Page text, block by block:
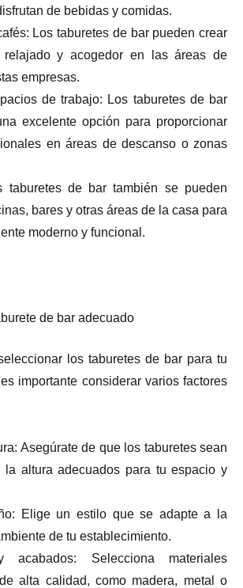
de bebidas y comidas.
Los taburetes de bar pueden crear
relajado y acogedor en las áreas de
empresas.
de trabajo: Los taburetes de bar
excelente opción para proporcionar
en áreas de descanso o zonas
taburetes de bar también se pueden
bares y otras áreas de la casa para
moderno y funcional.
de bar adecuado
los taburetes de bar para tu
importante considerar varios factores
Asegúrate de que los taburetes sean
la altura adecuados para tu espacio y
Elige un estilo que se adapte a la
de tu establecimiento.
acabados: Selecciona materiales
alta calidad, como madera, metal o